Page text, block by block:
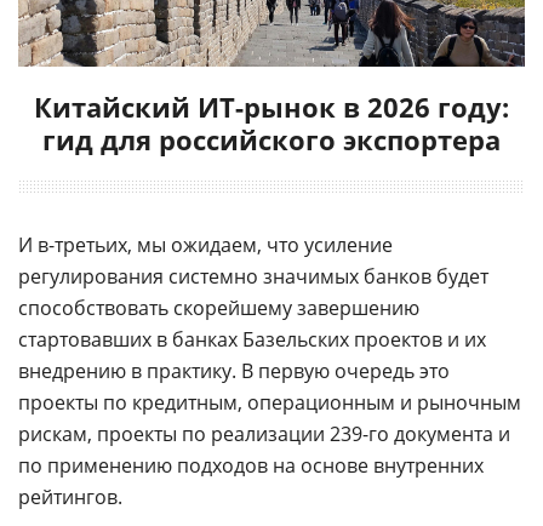
Китайский ИТ-рынок в 2026 году:
гид для российского экспортера
И в-третьих, мы ожидаем, что усиление
регулирования системно значимых банков будет
способствовать скорейшему завершению
стартовавших в банках Базельских проектов и их
внедрению в практику. В первую очередь это
проекты по кредитным, операционным и рыночным
рискам, проекты по реализации 239-го документа и
по применению подходов на основе внутренних
рейтингов.